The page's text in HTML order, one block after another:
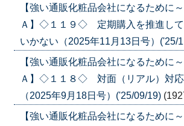
【強い通販化粧品会社になるために
Ａ】◇１１９◇ 定期購入を推進して
いかない（2025年11月13日号）('25/
【強い通販化粧品会社になるために
Ａ】◇１１８◇ 対面（リアル）対応
（2025年9月18日号）('25/09/19)
【強い通販化粧品会社になるために